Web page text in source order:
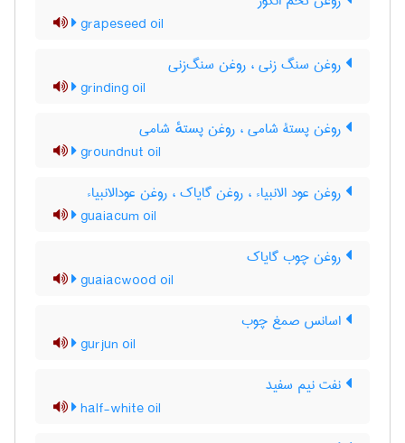
grapeseed oil
روغن سنگ زنی ، روغن سنگ‌زنی
grinding oil
روغن پستۀ شامی ، روغن پستهٔ شامی
groundnut oil
روغن عود الانبیاء ، روغن گایاک ، روغن عودالانبیاء
guaiacum oil
روغن چوب گایاک
guaiacwood oil
اسانس صمغ چوب
gurjun oil
نفت نیم سفید
half-white oil